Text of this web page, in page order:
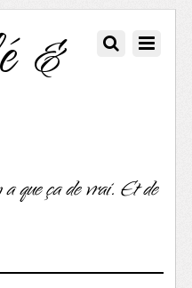
&
que ça de vrai. Et de